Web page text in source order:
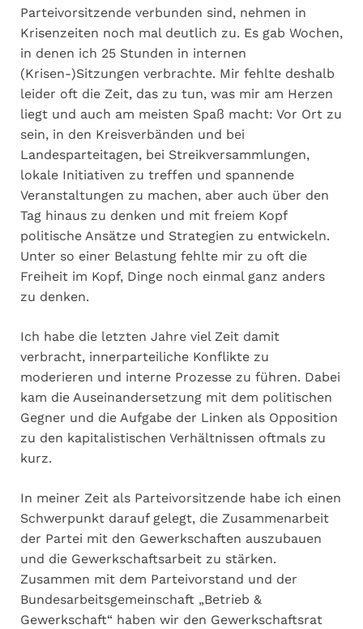
Parteivorsitzende verbunden sind, nehmen in
Krisenzeiten noch mal deutlich zu. Es gab Wochen,
in denen ich 25 Stunden in internen
(Krisen-)Sitzungen verbrachte. Mir fehlte deshalb
leider oft die Zeit, das zu tun, was mir am Herzen
liegt und auch am meisten Spaß macht: Vor Ort zu
sein, in den Kreisverbänden und bei
Landesparteitagen, bei Streikversammlungen,
lokale Initiativen zu treffen und spannende
Veranstaltungen zu machen, aber auch über den
Tag hinaus zu denken und mit freiem Kopf
politische Ansätze und Strategien zu entwickeln.
Unter so einer Belastung fehlte mir zu oft die
Freiheit im Kopf, Dinge noch einmal ganz anders
zu denken.
Ich habe die letzten Jahre viel Zeit damit
verbracht, innerparteiliche Konflikte zu
moderieren und interne Prozesse zu führen. Dabei
kam die Auseinandersetzung mit dem politischen
Gegner und die Aufgabe der Linken als Opposition
zu den kapitalistischen Verhältnissen oftmals zu
kurz.
In meiner Zeit als Parteivorsitzende habe ich einen
Schwerpunkt darauf gelegt, die Zusammenarbeit
der Partei mit den Gewerkschaften auszubauen
und die Gewerkschaftsarbeit zu stärken.
Zusammen mit dem Parteivorstand und der
Bundesarbeitsgemeinschaft „Betrieb &
Gewerkschaft“ haben wir den Gewerkschaftsrat